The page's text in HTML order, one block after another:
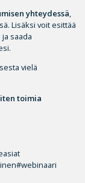
yhteydessä,
Lisäksi voit esittää
ja saada
vielä
toimia